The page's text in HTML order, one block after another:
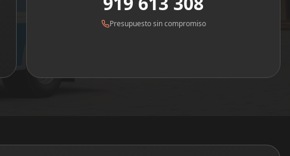
Presupuesto sin compromiso